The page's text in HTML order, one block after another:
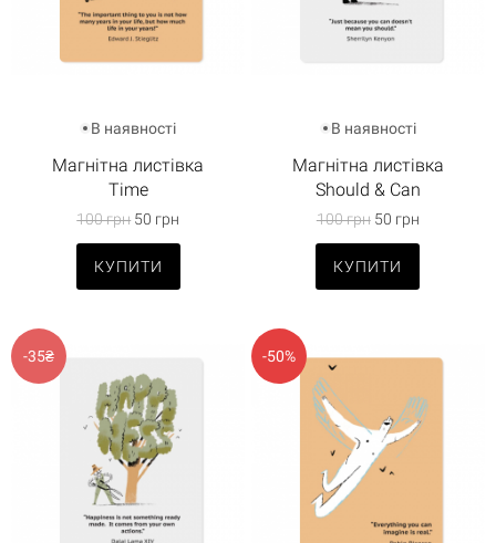
В наявності
Магнітна листівка
Time
100 грн 50 грн
КУПИТИ
В наявності
Магнітна листівка
Should & Can
100 грн50 грн
КУПИТИ
-35₴ -50%